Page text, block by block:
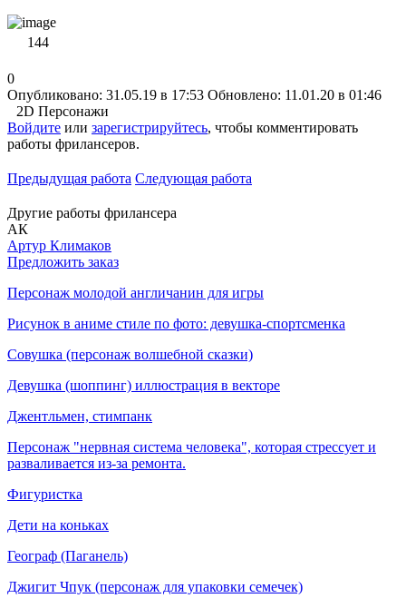
144
0
Опубликовано: 31.05.19 в 17:53 Обновлено: 11.01.20 в 01:46
2D Персонажи
Войдите или зарегистрируйтесь, чтобы комментировать
работы фрилансеров.
Предыдущая работа Следующая работа
Другие работы фрилансера
АК
Артур Климаков
Предложить заказ
Персонаж молодой англичанин для игры
Рисунок в аниме стиле по фото: девушка-спортсменка
Совушка (персонаж волшебной сказки)
Девушка (шоппинг) иллюстрация в векторе
Джентльмен, стимпанк
Персонаж "нервная система человека", которая стрессует и
разваливается из-за ремонта.
Фигуристка
Дети на коньках
Географ (Паганель)
Джигит Чпук (персонаж для упаковки семечек)